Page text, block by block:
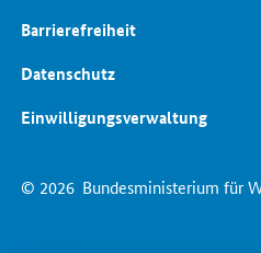
© 2026 Bundesministerium für
Barrierefreiheit
Datenschutz
Einwilligungsverwaltung